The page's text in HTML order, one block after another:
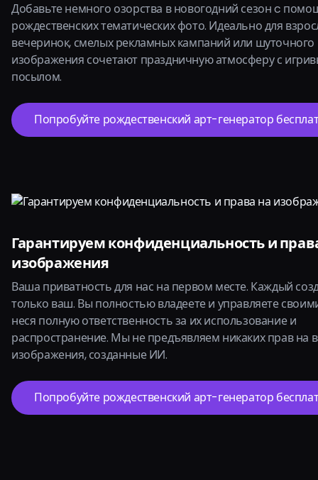
Добавьте немного озорства в новогодний сезон c
рождественских тематических фото. Идеально для
вечеринок, смелых рекламных кампаний или шуточного
изображения сочетают праздничную атмосферу с
посылом.
Попробуйте рождественский арт-генератор
Гарантируем конфиденциальность и
изображения
Ваша приватность для нас на первом месте. Каждый
только ваш. Вы полностью владеете и управляете
неся полную ответственность за их использование и
распространение. Мы не предъявляем никаких прав на
изображения, созданные ИИ.
Попробуйте рождественский арт-генератор